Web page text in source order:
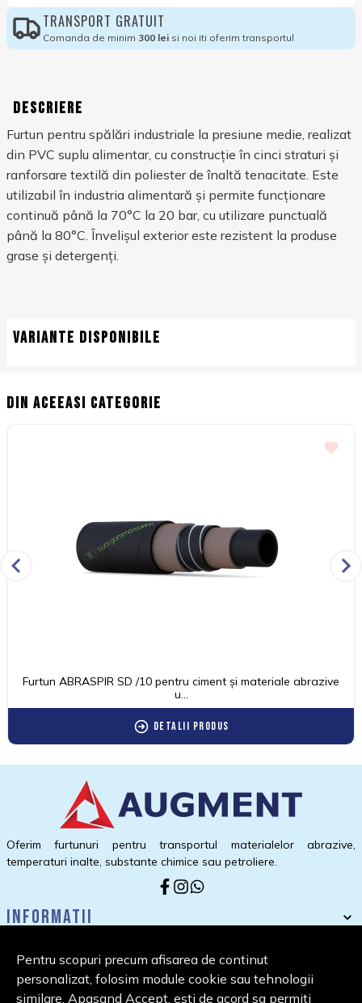
TRANSPORT GRATUIT
Comanda de minim 300 lei si noi iti oferim transportul
Variante disponibile
Descriere
Furtun pentru spălări industriale la presiune medie, realizat
din PVC suplu alimentar, cu construcție în cinci straturi și
ranforsare textilă din poliester de înaltă tenacitate. Este
utilizabil în industria alimentară și permite funcționare
continuă până la 70°C la 20 bar, cu utilizare punctuală
până la 80°C. Învelișul exterior este rezistent la produse
grase și detergenți.
Din aceeasi categorie
Furtun ABRASPIR SD /10 pentru ciment și materiale abrazive
u...
Detalii produs
Oferim furtunuri pentru transportul materialelor abrazive,
temperaturi inalte, substante chimice sau petroliere.
Informatii
Contact
Pentru scopuri precum afisarea de continut
personalizat, folosim module cookie sau tehnologii
similare. Apasand Accept, esti de acord sa permiti